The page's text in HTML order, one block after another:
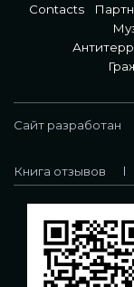
Contacts
Сайт разработан
Книга отзывов